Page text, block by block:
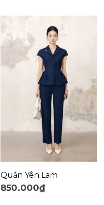
Quần Yên Lam
850.000₫